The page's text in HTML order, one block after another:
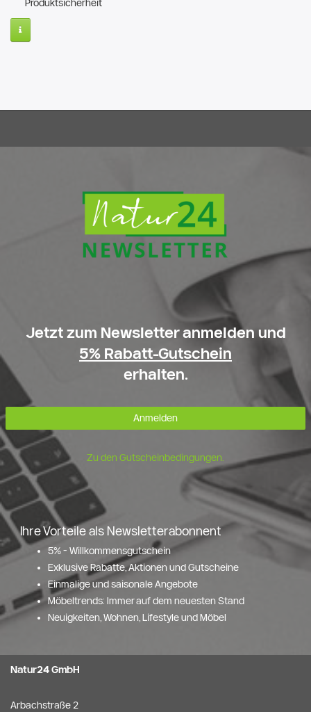
Produktsicherheit
Jetzt zum Newsletter anmelden und
5% Rabatt-Gutschein
erhalten.
Anmelden
Zu den Gutscheinbedingungen.
Ihre Vorteile als Newsletterabonnent
5% - Willkommensgutschein
Exklusive Rabatte, Aktionen und Gutscheine
Einmalige und saisonale Angebote
Möbeltrends: Immer auf dem neuesten Stand
Neuigkeiten, Wohnen, Lifestyle und Möbel
Natur24 GmbH
Arbachstraße 2